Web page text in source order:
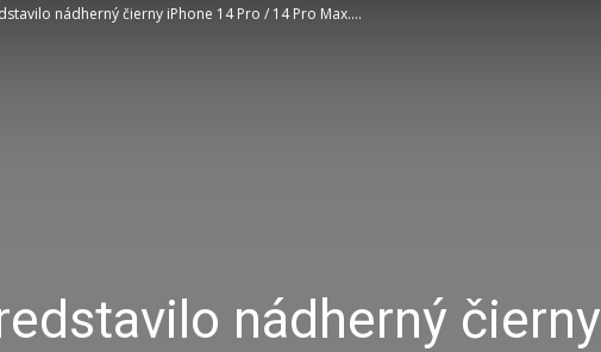
nádherný čierny iPhone 14 Pro / 14 Pro Max....
nádherný čierny